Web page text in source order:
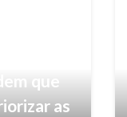
que
as